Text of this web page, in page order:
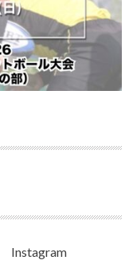
Instagram